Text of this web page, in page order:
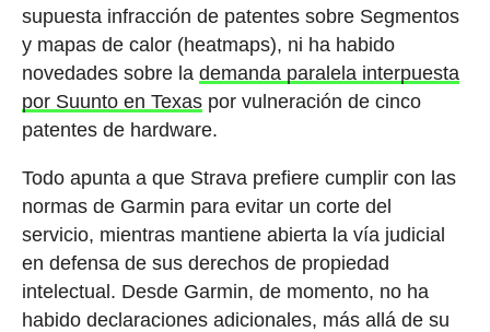
supuesta infracción de patentes sobre Segmentos
y mapas de calor (heatmaps), ni ha habido
novedades sobre la demanda paralela interpuesta
por Suunto en Texaspor vulneración de cinco
patentes de hardware.
Todo apunta a que Strava prefiere cumplir con las
normas de Garmin para evitar un corte del
servicio, mientras mantiene abierta la vía judicial
en defensa de sus derechos de propiedad
intelectual. Desde Garmin, de momento, no ha
habido declaraciones adicionales, más allá de su